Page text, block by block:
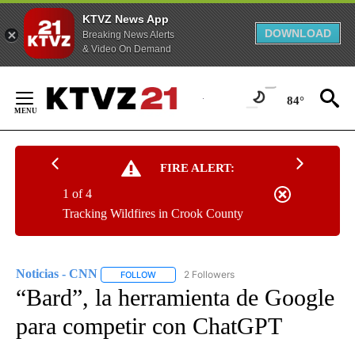
KTVZ News App
Breaking News Alerts
& Video On Demand
DOWNLOAD
Content
84°
FIRE ALERT:
Tracking Wildfires in Crook County
1 of 4
Noticias - CNN FOLLOW FOLLOW "NOTICIAS - CNN" TO RECEIVE
2 Followers
“Bard”, la herramienta de Google
para competir con ChatGPT